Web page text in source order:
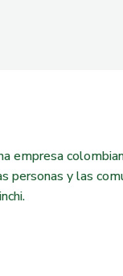
empresa
personas y las